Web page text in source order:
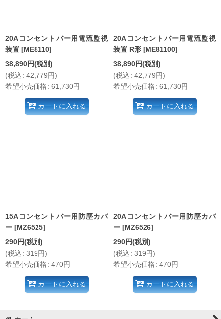
20Aコンセントバー用電流監視
装置 [ME8110]
38,890円(税別)
(税込: 42,779円)
希望小売価格: 61,730円
カートに入れる
20Aコンセントバー用電流監視
装置 R形 [ME81100]
38,890円(税別)
(税込: 42,779円)
希望小売価格: 61,730円
カートに入れる
15Aコンセントバー用防塵カバ
ー [MZ6525]
290円(税別)
(税込: 319円)
希望小売価格: 470円
カートに入れる
20Aコンセントバー用防塵カバ
ー [MZ6526]
290円(税別)
(税込: 319円)
希望小売価格: 470円
カートに入れる